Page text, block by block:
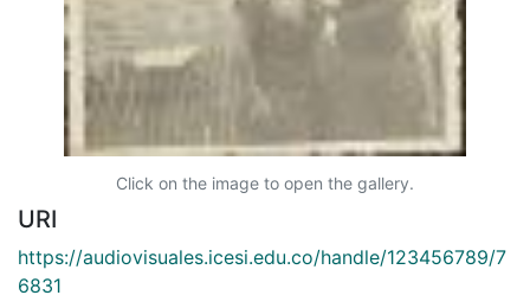
Click on the image to open the gallery.
URI
https://audiovisuales.icesi.edu.co/handle/123456789/7
6831